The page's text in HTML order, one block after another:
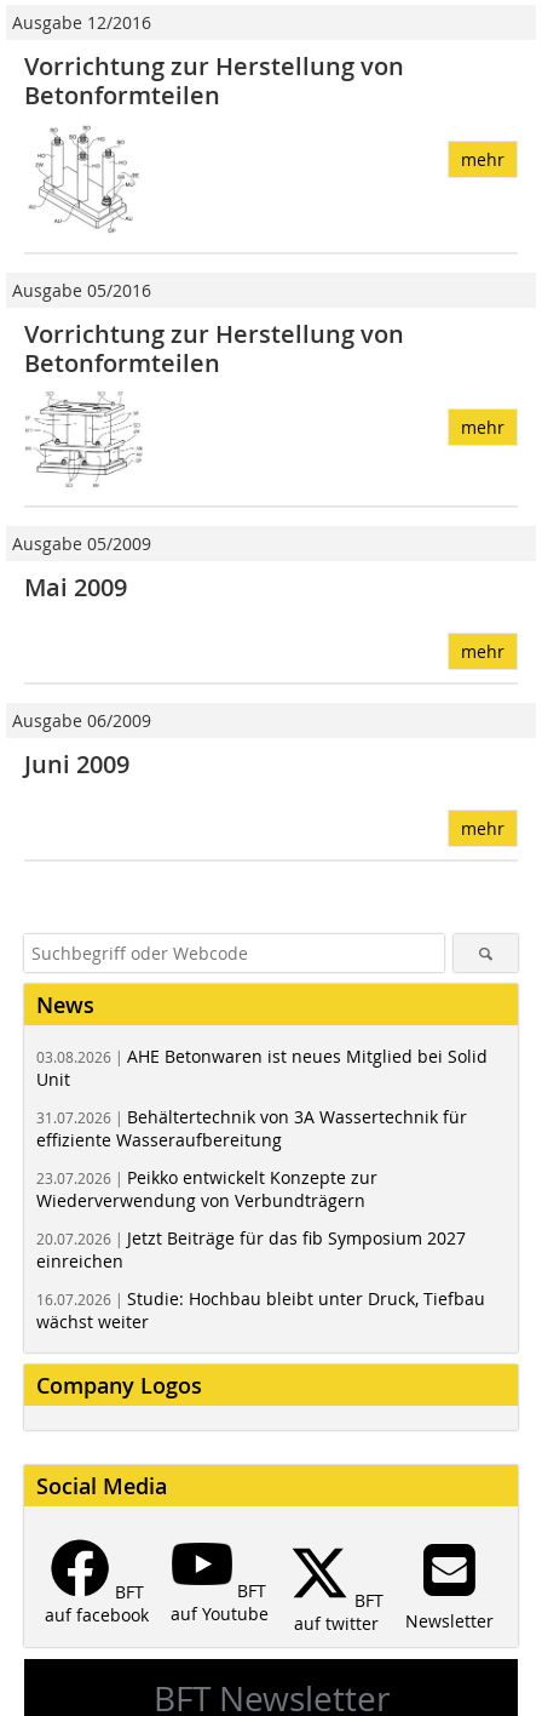
Ausgabe 12/2016
Vorrichtung zur Herstellung von
Betonformteilen
mehr
Ausgabe 05/2016
Vorrichtung zur Herstellung von
Betonformteilen
mehr
Ausgabe 05/2009
Mai 2009
mehr
Ausgabe 06/2009
Juni 2009
mehr
News
03.08.2026 | AHE Betonwaren ist neues Mitglied bei Solid
Unit
31.07.2026 | Behältertechnik von 3A Wassertechnik für
effiziente Wasseraufbereitung
23.07.2026 | Peikko entwickelt Konzepte zur
Wiederverwendung von Verbundträgern
20.07.2026 | Jetzt Beiträge für das fib Symposium 2027
einreichen
16.07.2026 | Studie: Hochbau bleibt unter Druck, Tiefbau
wächst weiter
Company Logos
Social Media
BFT
auf facebook
BFT
auf Youtube
BFT
auf twitter
Newsletter
BFT Newsletter